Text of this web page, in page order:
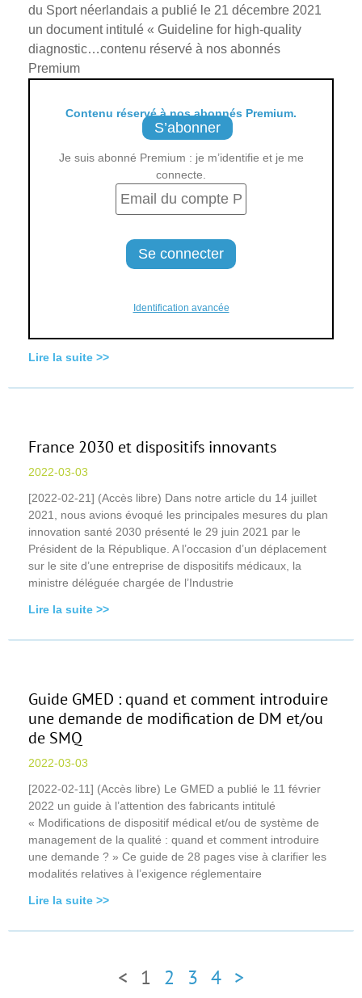
du Sport néerlandais a publié le 21 décembre 2021
un document intitulé « Guideline for high-quality
diagnostic…contenu réservé à nos abonnés
Premium
Contenu réservé à nos abonnés Premium.
S’abonner
Je suis abonné Premium : je m’identifie et je me
connecte.
Identification avancée
Lire la suite >>
France 2030 et dispositifs innovants
2022-03-03
[2022-02-21] (Accès libre) Dans notre article du 14 juillet
2021, nous avions évoqué les principales mesures du plan
innovation santé 2030 présenté le 29 juin 2021 par le
Président de la République. A l’occasion d’un déplacement
sur le site d’une entreprise de dispositifs médicaux, la
ministre déléguée chargée de l’Industrie
Lire la suite >>
Guide GMED : quand et comment introduire
une demande de modification de DM et/ou
de SMQ
2022-03-03
[2022-02-11] (Accès libre) Le GMED a publié le 11 février
2022 un guide à l’attention des fabricants intitulé
« Modifications de dispositif médical et/ou de système de
management de la qualité : quand et comment introduire
une demande ? » Ce guide de 28 pages vise à clarifier les
modalités relatives à l’exigence réglementaire
Lire la suite >>
< 1 2 3 4 >